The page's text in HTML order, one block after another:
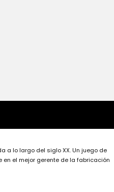
a lo largo del siglo XX. Un juego de
el mejor gerente de la fabricación